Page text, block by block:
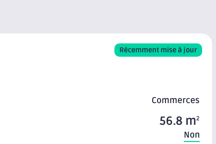
Récemment mise à jour
Commerces
56.8 m2
Non